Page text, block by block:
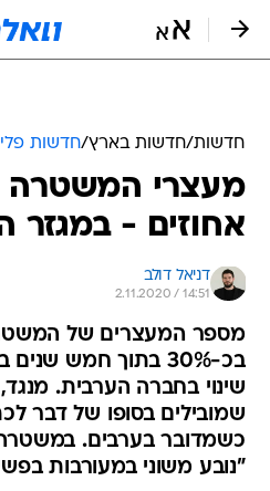
חדשות/חדשות בארץ/חדשות
מעצרי המשטרה
אחוזים - במגזר
דניאל דולב
2.11.2020 / 14:51
מספר המעצרים של
בכ-30% בתוך חמש
שינוי בחברה הערבית.
שמובילים בסופו של דבר
כשמדובר בערבים.
"נובע משוני במעורבות